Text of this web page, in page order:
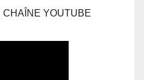
YOUTUBE